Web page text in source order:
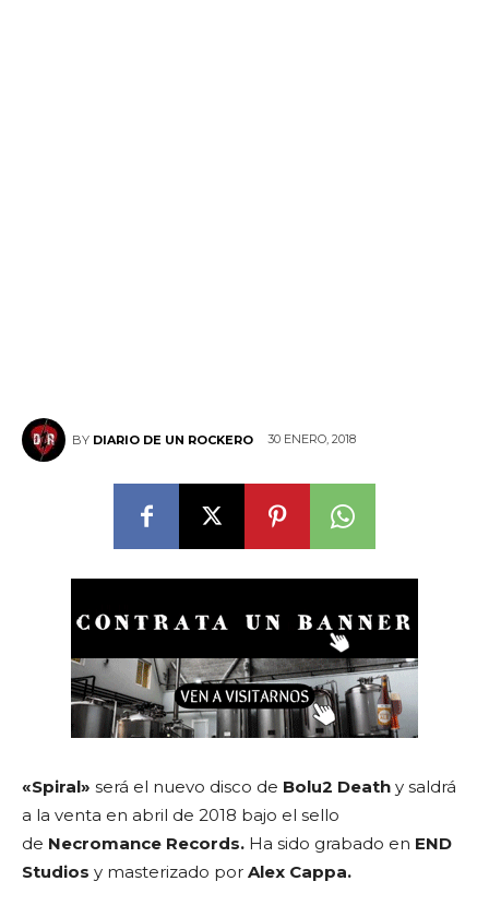
BY DIARIO DE UN ROCKERO 30 ENERO, 2018
«Spiral» será el nuevo disco de Bolu2 Death y saldrá
a la venta en abril de 2018 bajo el sello
de Necromance Records. Ha sido grabado en END
Studios y masterizado por Alex Cappa.